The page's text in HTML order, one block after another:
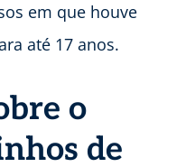
em que houve
até 17 anos.
o
de